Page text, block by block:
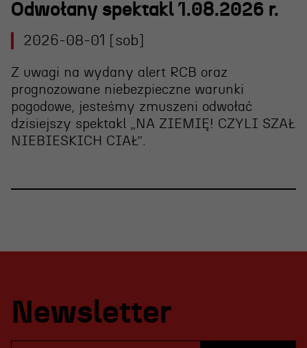
Odwołany spektakl 1.08.2026 r.
2026-08-01 [sob]
Z uwagi na wydany alert RCB oraz
prognozowane niebezpieczne warunki
pogodowe, jesteśmy zmuszeni odwołać
dzisiejszy spektakl „NA ZIEMIĘ! CZYLI SZAŁ
NIEBIESKICH CIAŁ”.
Newsletter